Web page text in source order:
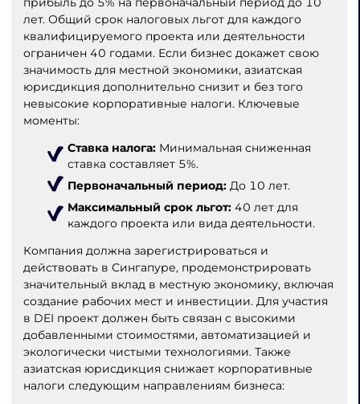
лет. Общий срок налоговых льгот для каждого
квалифицируемого проекта или деятельности
ограничен 40 годами. Если бизнес докажет свою
значимость для местной экономики, азиатская
юрисдикция дополнительно снизит и без того
невысокие корпоративные налоги. Ключевые
моменты:
Ставка налога: Минимальная сниженная
ставка составляет 5%.
Первоначальный период: До 10 лет.
Максимальный срок льгот: 40 лет для
каждого проекта или вида деятельности.
Компания должна зарегистрироваться и
действовать в Сингапуре, продемонстрировать
значительный вклад в местную экономику, включая
создание рабочих мест и инвестиции. Для участия
в DEI проект должен быть связан с высокими
добавленными стоимостями, автоматизацией и
экологически чистыми технологиями. Также
азиатская юрисдикция снижает корпоративные
налоги следующим направлениям бизнеса: